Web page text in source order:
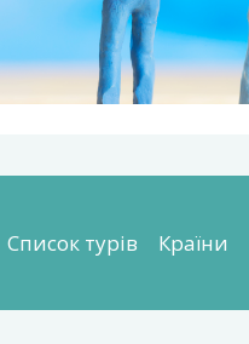
Список турів Країни